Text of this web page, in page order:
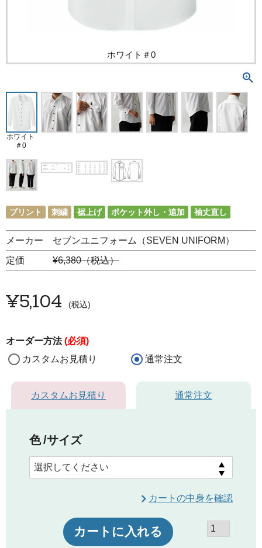
ホワイト＃0
ホワイト
＃0
プリント 刺繍 裾上げ ポケット外し・追加 袖丈直し
メーカー セブンユニフォーム（SEVEN UNIFORM）
定価 ¥6,380（税込）
¥5,104 税込
オーダー方法(必須)
カスタムお見積り
通常注文
カスタムお見積り 通常注文
色 サイズ
カートの中身を確認
カートに入れる